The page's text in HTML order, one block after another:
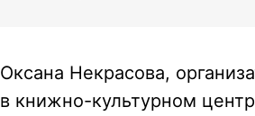
Оксана Некрасова,
в книжно-культурном